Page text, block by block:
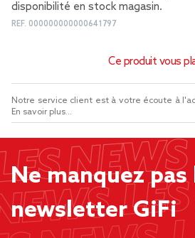
disponibilité en stock magasin.
REF. 000000000000641797
Ce produit vous
Notre service client est à votre écoute à
En savoir plus...
Ne manquez pas
newsletter GiFi